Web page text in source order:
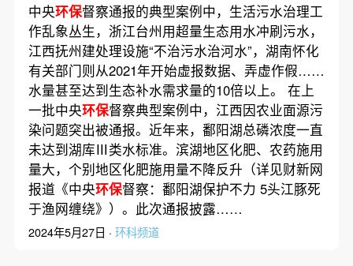
中央环保督察通报的典型案例中，生活污水治理工
作乱象丛生，浙江台州用超量生态用水冲刷污水，
江西抚州建处理设施“不治污水治河水”，湖南怀化
有关部门则从2021年开始虚报数据、弄虚作假……
水量甚至达到生态补水需求量的10倍以上。 在上
一批中央环保督察典型案例中，江西因农业面源污
染问题突出被通报。近年来，鄱阳湖总磷浓度一直
未达到湖库Ⅲ类水标准。滨湖地区化肥、农药施用
量大，个别地区化肥施用量不降反升（详见财新网
报道《中央环保督察：鄱阳湖保护不力 5头江豚死
于渔网缠绕》）。此次通报披露……
2024年5月27日 · 环科频道